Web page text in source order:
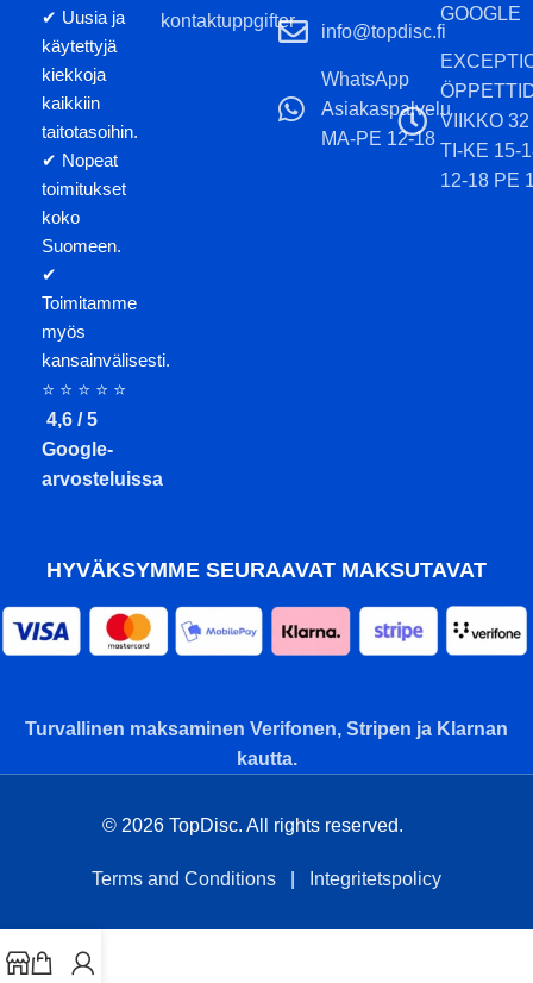
✔ Uusia ja
käytettyjä
kiekkoja
kaikkiin
taitotasoihin.
✔ Nopeat
toimitukset
koko
Suomeen.
✔
Toimitamme
myös
kansainvälisesti.
⭐ ⭐ ⭐ ⭐ ⭐
4,6 / 5
Google-
arvosteluissa
kontaktuppgifter
info@topdisc.fi
WhatsApp
Asiakaspalvelu
MA-PE 12-18
GOOGLE
VIIKKO 32
TI-KE 15-
12-18 PE
HYVÄKSYMME SEURAAVAT MAKSUTAVAT
Turvallinen maksaminen Verifonen, Stripen ja Klarnan
kautta.
© 2026 TopDisc. All rights reserved.
Terms and Conditions Integritetspolicy